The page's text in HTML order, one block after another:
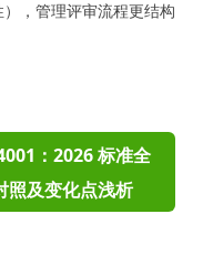
），管理评审流程更结构
：2026 标准全
照及变化点浅析